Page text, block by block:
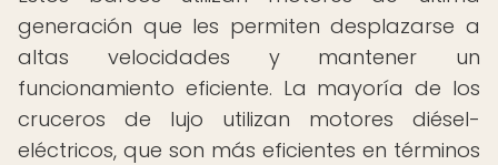
generación que les permiten desplazarse a
altas velocidades y mantener un
funcionamiento eficiente. La mayoría de los
cruceros de lujo utilizan motores diésel-
eléctricos, que son más eficientes en términos